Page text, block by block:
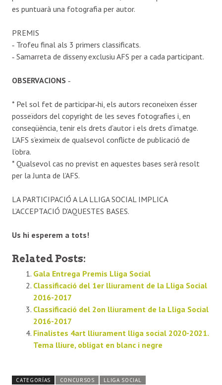
es puntuarà una fotografia per autor.
PREMIS
‐ Trofeu final als 3 primers classificats.
‐ Samarreta de disseny exclusiu AFS per a cada participant.
OBSERVACIONS ‐
* Pel sol fet de participar‐hi, els autors reconeixen ésser
posseïdors del copyright de les seves fotografies i, en
conseqüència, tenir els drets d’autor i els drets d’imatge.
L’AFS s’eximeix de qualsevol conflicte de publicació de
l’obra.
* Qualsevol cas no previst en aquestes bases serà resolt
per la Junta de l’AFS.
LA PARTICIPACIÓ A LA LLIGA SOCIAL IMPLICA
L’ACCEPTACIÓ D’AQUESTES BASES.
Us hi esperem a tots!
Related Posts:
Gala Entrega Premis Lliga Social
Classificació del 1er lliurament de la Lliga Social
2016-2017
Classificació del 2on lliurament de la Lliga Social
2016-2017
Finalistes 4art lliurament lliga social 2020-2021.
Tema lliure, obligat en blanc i negre
CATEGORÍAS CONCURSOS
LLIGA SOCIAL